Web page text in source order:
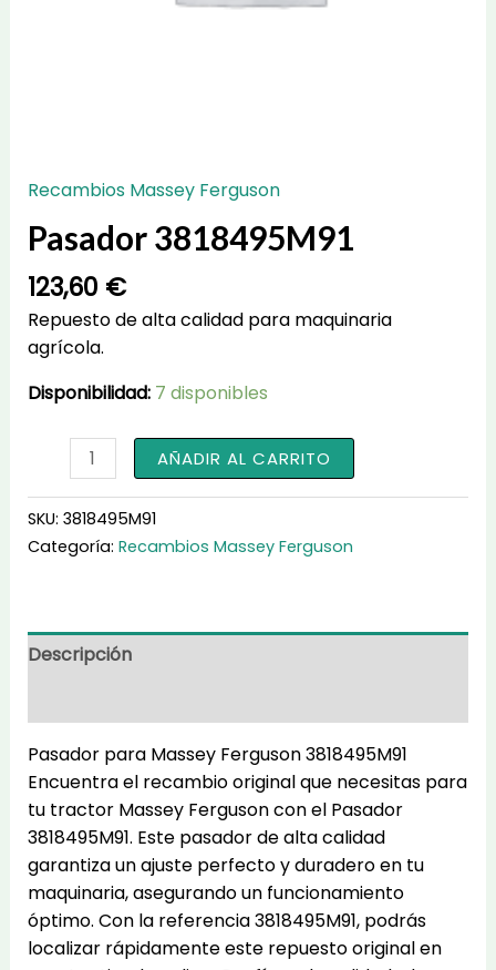
Recambios Massey Ferguson
Pasador 3818495M91
123,60 €
Repuesto de alta calidad para maquinaria
agrícola.
Disponibilidad: 7 disponibles
Pasador
3818495M91
cantidad
AÑADIR AL CARRITO
SKU: 3818495M91
Categoría: Recambios Massey Ferguson
Descripción
Pasador para Massey Ferguson 3818495M91
Encuentra el recambio original que necesitas para
tu tractor Massey Ferguson con el Pasador
3818495M91. Este pasador de alta calidad
garantiza un ajuste perfecto y duradero en tu
maquinaria, asegurando un funcionamiento
óptimo. Con la referencia 3818495M91, podrás
localizar rápidamente este repuesto original en